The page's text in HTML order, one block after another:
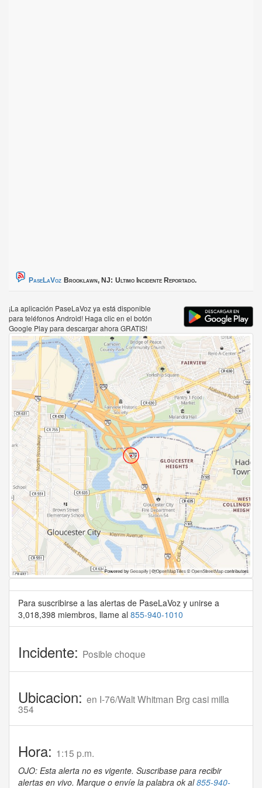
PaseLaVoz Brooklawn, NJ: Ultimo Incidente Reportado.
¡La aplicación PaseLaVoz ya está disponible
para teléfonos Android! Haga clic en el botón
Google Play para descargar ahora GRATIS!
Para suscribirse a las alertas de PaseLaVoz y unirse a
3,018,398 miembros, llame al 855-940-1010
Incidente: Posible choque
Ubicacion: en I-76/Walt Whitman Brg casi milla
354
Hora: 1:15 p.m.
OJO: Esta alerta no es vigente. Suscribase para recibir
alertas en vivo. Marque o envíe la palabra ok al855-940-